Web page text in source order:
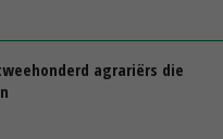
agrariërs die